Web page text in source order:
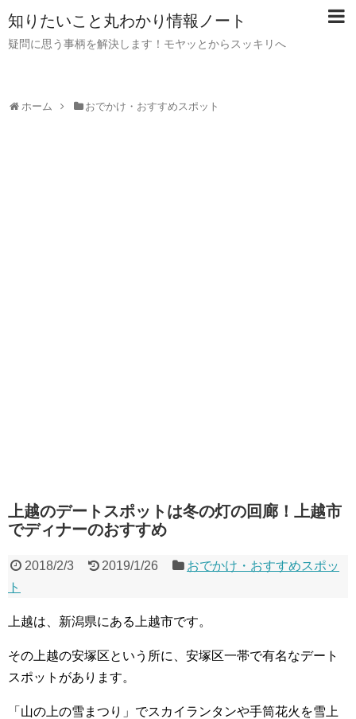
知りたいこと丸わかり情報ノート
疑問に思う事柄を解決します！モヤッとからスッキリへ
ホーム おでかけ・おすすめスポット
上越のデートスポットは冬の灯の回廊！上越市
でディナーのおすすめ
2018/2/3 2019/1/26
おでかけ・おすすめスポッ
ト
上越は、新潟県にある上越市です。
その上越の安塚区という所に、安塚区一帯で有名なデート
スポットがあります。
「山の上の雪まつり」でスカイランタンや手筒花火を雪上